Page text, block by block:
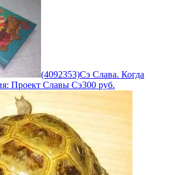
(4092353)Сэ Слава. Когда
Проект Славы Сэ300 руб.